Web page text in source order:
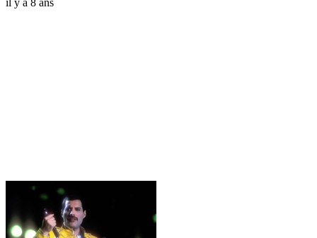
il y a 8 ans